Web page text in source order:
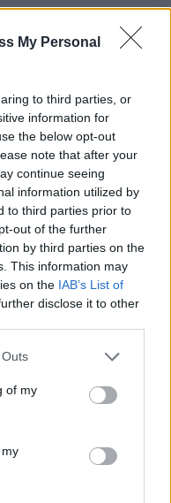
My Personal
to third parties, or
information for
the below opt-out
note that after your
continue seeing
information utilized by
to third parties prior to
out of the further
by third parties on the
This information may
on the IAB’s List of
disclose it to other
one or more Google
You may click to
its third-party tags to
in below Google
of my